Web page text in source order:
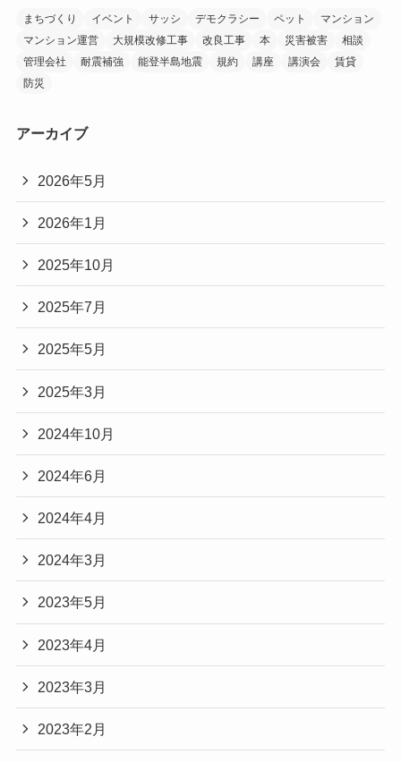
まちづくり イベント サッシ デモクラシー ペット
マンション
マンション運営
大規模改修工事 改良工事 本 災害被害
相談
管理会社
耐震補強 能登半島地震 規約 講座 講演会
賃貸
防災
アーカイブ
2026年5月
2026年1月
2025年10月
2025年7月
2025年5月
2025年3月
2024年10月
2024年6月
2024年4月
2024年3月
2023年5月
2023年4月
2023年3月
2023年2月